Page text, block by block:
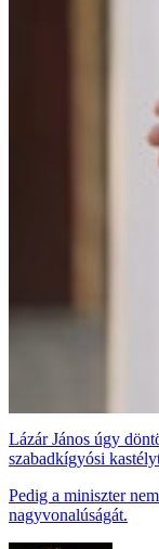
Lázár János úgy
szabadkígyósi
Pedig a miniszter
nagyvonalúságát.